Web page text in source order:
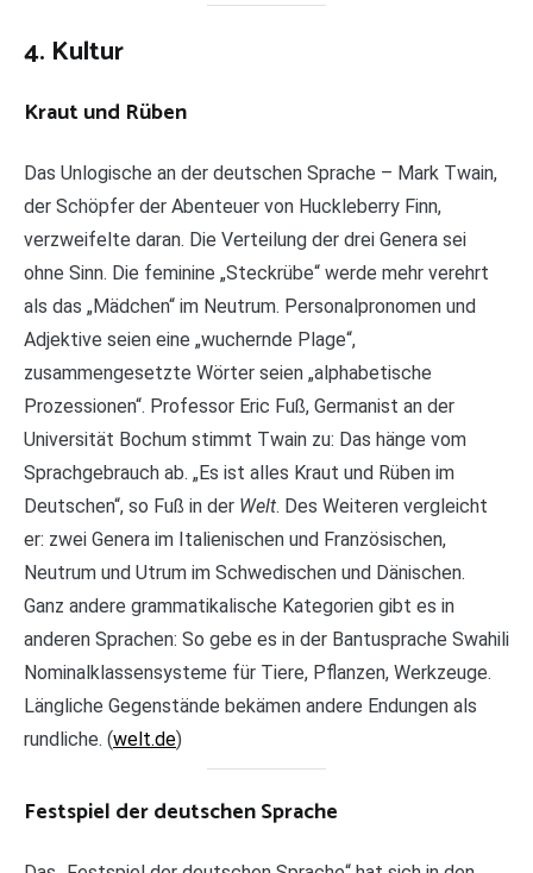
4. Kultur
Kraut und Rüben
Das Unlogische an der deutschen Sprache – Mark Twain,
der Schöpfer der Abenteuer von Huckleberry Finn,
verzweifelte daran. Die Verteilung der drei Genera sei
ohne Sinn. Die feminine „Steckrübe“ werde mehr verehrt
als das „Mädchen“ im Neutrum. Personalpronomen und
Adjektive seien eine „wuchernde Plage“,
zusammengesetzte Wörter seien „alphabetische
Prozessionen“. Professor Eric Fuß, Germanist an der
Universität Bochum stimmt Twain zu: Das hänge vom
Sprachgebrauch ab. „Es ist alles Kraut und Rüben im
Deutschen“, so Fuß in der Welt. Des Weiteren vergleicht
er: zwei Genera im Italienischen und Französischen,
Neutrum und Utrum im Schwedischen und Dänischen.
Ganz andere grammatikalische Kategorien gibt es in
anderen Sprachen: So gebe es in der Bantusprache Swahili
Nominalklassensysteme für Tiere, Pflanzen, Werkzeuge.
Längliche Gegenstände bekämen andere Endungen als
rundliche. (welt.de)
Festspiel der deutschen Sprache